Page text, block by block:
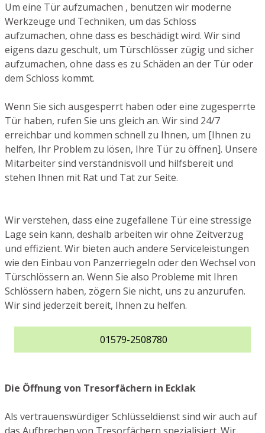
Um eine Tür aufzumachen , benutzen wir moderne
Werkzeuge und Techniken, um das Schloss
aufzumachen, ohne dass es beschädigt wird. Wir sind
eigens dazu geschult, um Türschlösser zügig und sicher
aufzumachen, ohne dass es zu Schäden an der Tür oder
dem Schloss kommt.
Wenn Sie sich ausgesperrt haben oder eine zugesperrte
Tür haben, rufen Sie uns gleich an. Wir sind 24/7
erreichbar und kommen schnell zu Ihnen, um [Ihnen zu
helfen, Ihr Problem zu lösen, Ihre Tür zu öffnen]. Unsere
Mitarbeiter sind verständnisvoll und hilfsbereit und
stehen Ihnen mit Rat und Tat zur Seite.
Wir verstehen, dass eine zugefallene Tür eine stressige
Lage sein kann, deshalb arbeiten wir ohne Zeitverzug
und effizient. Wir bieten auch andere Serviceleistungen
wie den Einbau von Panzerriegeln oder den Wechsel von
Türschlössern an. Wenn Sie also Probleme mit Ihren
Schlössern haben, zögern Sie nicht, uns zu anzurufen.
Wir sind jederzeit bereit, Ihnen zu helfen.
01579-2508780
Die Öffnung von Tresorfächern in Ecklak
Als vertrauenswürdiger Schlüsseldienst sind wir auch auf